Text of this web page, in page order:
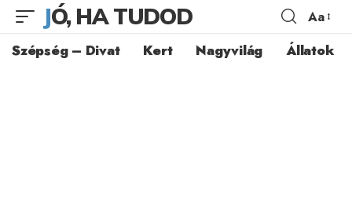
JÓ, HA TUDOD Aa
Szépség – Divat Kert Nagyvilág Állatok